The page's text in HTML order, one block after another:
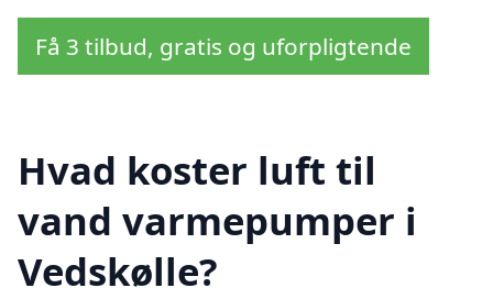
Få 3 tilbud, gratis og uforpligtende
Hvad koster luft til
vand varmepumper i
Vedskølle?